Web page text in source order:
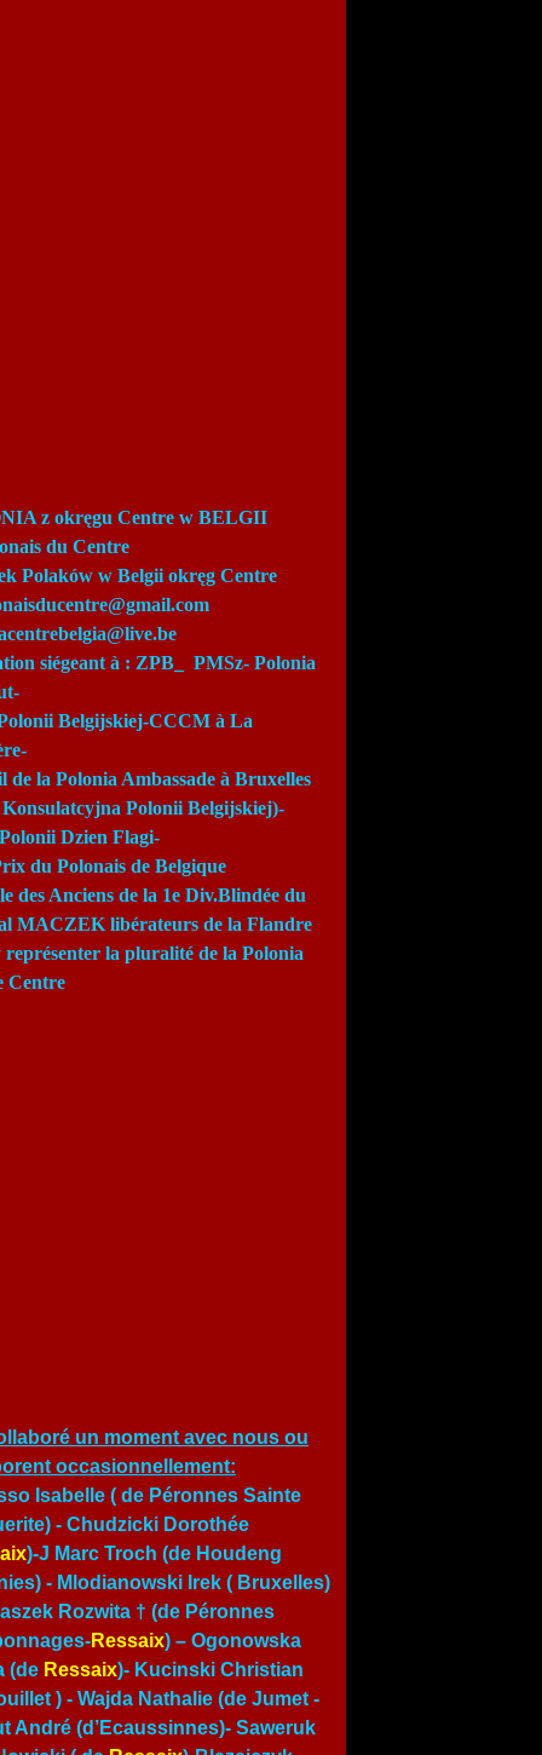
z okręgu Centre w BELGII
du Centre
Polaków w Belgii okręg Centre
siégeant à : ZPB_
PMSz- Polonia
Belgijskiej-CCCM à La
de la Polonia Ambassade à Bruxelles
Polonii Belgijskiej)-
Dzien Flagi-
du Polonais de Belgique
des Anciens de la 1e Div.Blindée du
MACZEK libérateurs de la Flandre
la pluralité de la Polonia
Centre
un moment avec nous ou
occasionnellement:
Isabelle ( de Péronnes Sainte
- Chudzicki Dorothée
)-J Marc Troch (de Houdeng
- Mlodianowski Irek ( Bruxelles)
Rozwita † (de Péronnes
Ressaix) – Ogonowska
(de Ressaix)- Kucinski Christian
) - Wajda Nathalie (de Jumet -
André (d’Ecaussinnes)- Saweruk